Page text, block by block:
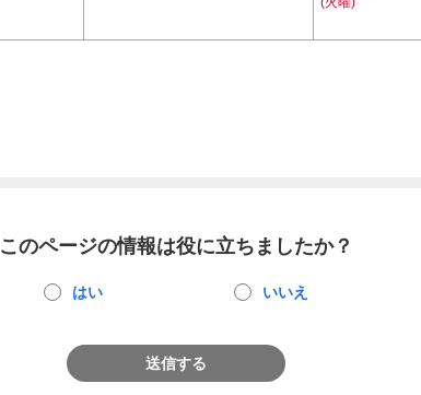
このページの情報は役に立ちましたか？
はい いいえ
送信する